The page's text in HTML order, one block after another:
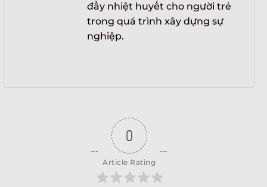
đầy nhiệt huyết cho người trẻ
trong quá trình xây dựng sự
nghiệp.
0
Article Rating